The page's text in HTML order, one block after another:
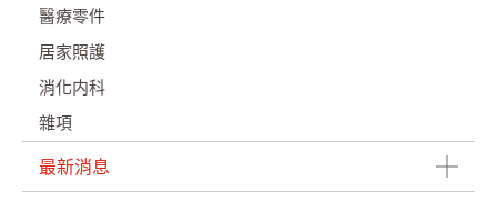
醫療零件
居家照護
消化内科
雜項
最新消息